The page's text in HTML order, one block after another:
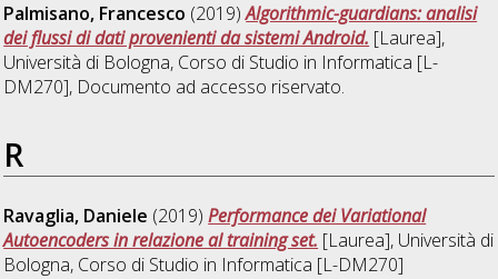
Palmisano, Francesco (2019)Algorithmic-guardians: analisi
dei flussi di dati provenienti da sistemi Android. [Laurea],
Università di Bologna, Corso di Studio in Informatica [L-
DM270], Documento ad accesso riservato.
R
Ravaglia, Daniele (2019)Performance dei Variational
Autoencoders in relazione al training set. [Laurea], Università di
Bologna, Corso di Studio in Informatica [L-DM270]